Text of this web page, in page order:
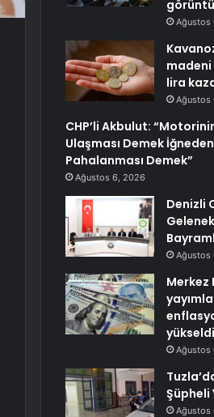
Ağustos
lira
Ağustos
CHP’li Akbulut:
Ulaşması Demek
Pahalanması Demek”
Ağustos 6, 2026
Denizli
Ağustos
Merkez
yükseldi
Ağustos
Şüpheli
Ağustos